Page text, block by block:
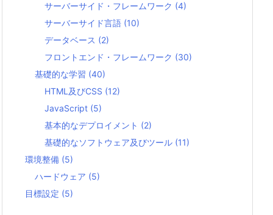
サーバーサイド・フレームワーク (4)
サーバーサイド言語 (10)
データベース (2)
フロントエンド・フレームワーク (30)
基礎的な学習 (40)
HTML及びCSS (12)
JavaScript (5)
基本的なデプロイメント (2)
基礎的なソフトウェア及びツール (11)
環境整備 (5)
ハードウェア (5)
目標設定 (5)